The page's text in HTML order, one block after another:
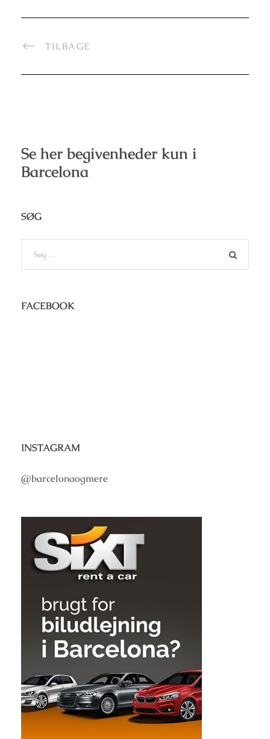
TILBAGE
Se her begivenheder kun i
Barcelona
SØG
FACEBOOK
INSTAGRAM
@barcelonaogmere